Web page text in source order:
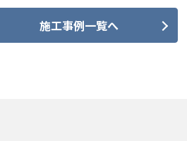
施工事例一覧へ